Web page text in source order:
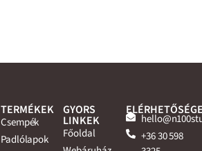
TERMÉKEK
Csempék
Padlólapok
GYORS
LINKEK
Főoldal
+36 30 598